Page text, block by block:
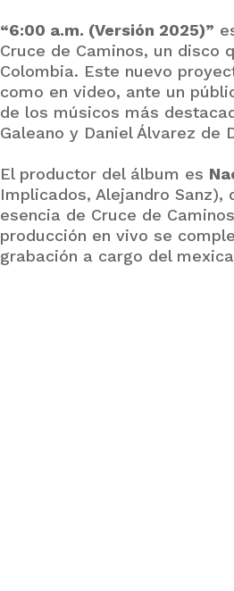
“6:00 a.m. (Versión 2025)”
Cruce de Caminos, un disco
Colombia. Este nuevo
como en video, ante un
de los músicos más
Galeano y Daniel Álvarez de
El productor del álbum es
Implicados, Alejandro
esencia de Cruce de
producción en vivo se
grabación a cargo del